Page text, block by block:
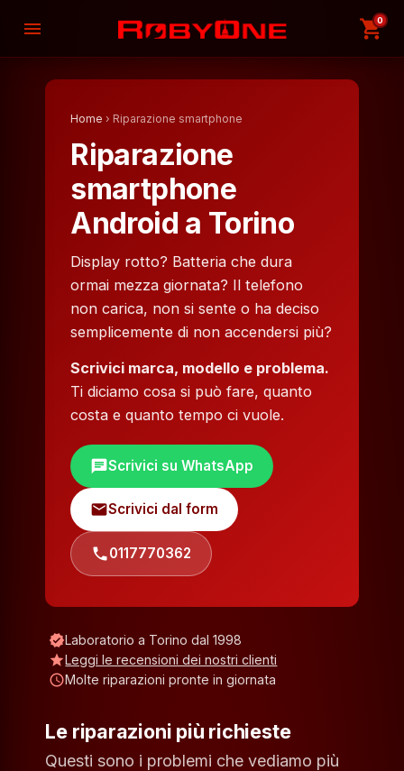
menu shopping_cart
0
Home › Riparazione smartphone
Riparazione
smartphone
Android a Torino
Display rotto? Batteria che dura
ormai mezza giornata? Il telefono
non carica, non si sente o ha deciso
semplicemente di non accendersi più?
Scrivici marca, modello e problema.
Ti diciamo cosa si può fare, quanto
costa e quanto tempo ci vuole.
chatScrivici su WhatsApp
mailScrivici dal form
phone0117770362
verifiedLaboratorio a Torino dal 1998
starLeggi le recensioni dei nostri clienti
scheduleMolte riparazioni pronte in giornata
Le riparazioni più richieste
Questi sono i problemi che vediamo più